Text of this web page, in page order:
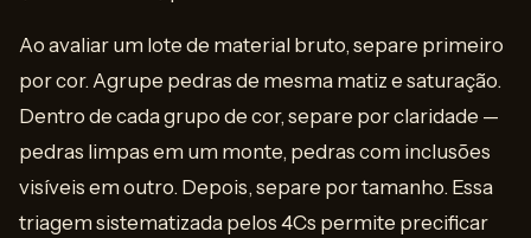
Ao avaliar um lote de material bruto, separe primeiro
por cor. Agrupe pedras de mesma matiz e saturação.
Dentro de cada grupo de cor, separe por claridade —
pedras limpas em um monte, pedras com inclusões
visíveis em outro. Depois, separe por tamanho. Essa
triagem sistematizada pelos 4Cs permite precificar